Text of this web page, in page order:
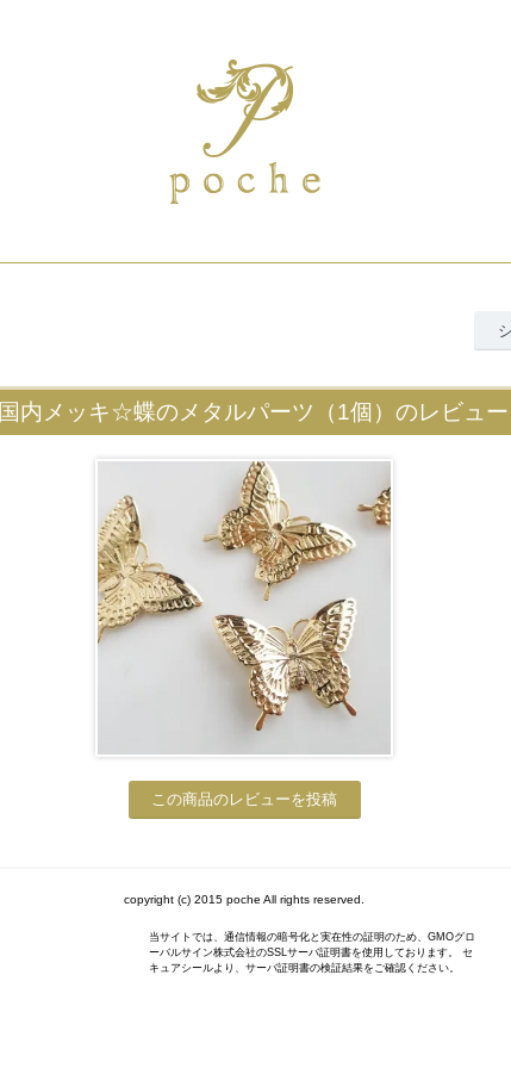
国内メッキ☆蝶のメタルパーツ（1個）のレビュー
この商品のレビューを投稿
copyright (c) 2015 poche All rights reserved.
当サイトでは、通信情報の暗号化と実在性の証明のため、GMOグロ
ーバルサイン株式会社のSSLサーバ証明書を使用しております。 セ
キュアシールより、サーバ証明書の検証結果をご確認ください。